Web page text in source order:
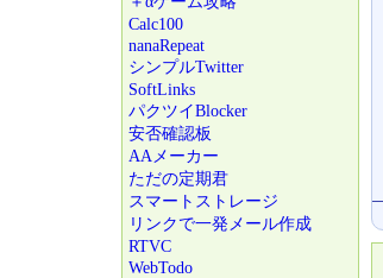
Calc100
nanaRepeat
シンプルTwitter
SoftLinks
パクツイBlocker
安否確認板
AAメーカー
ただの定期君
スマートストレージ
リンクで一発メール作成
RTVC
WebTodo